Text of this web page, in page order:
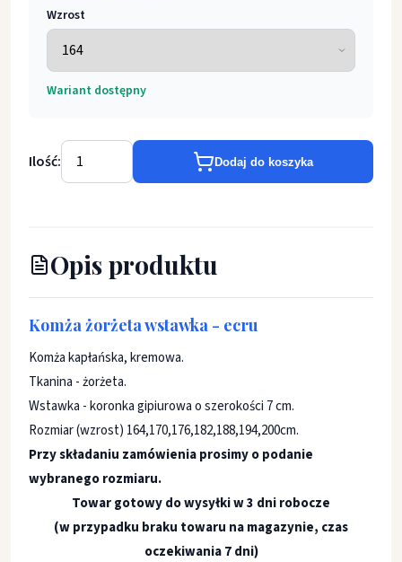
Wzrost
Wariant dostępny
Ilość: Dodaj do koszyka
Opis produktu
Komża żorżeta wstawka - ecru
Komża kapłańska, kremowa.
Tkanina - żorżeta.
Wstawka - koronka gipiurowa o szerokości 7 cm.
Rozmiar (wzrost) 164,170,176,182,188,194,200cm.
Przy składaniu zamówienia prosimy o podanie
wybranego rozmiaru.
Towar gotowy do wysyłki w 3 dni robocze
(w przypadku braku towaru na magazynie, czas
oczekiwania 7 dni)